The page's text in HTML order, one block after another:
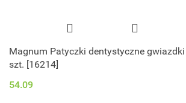
Magnum Patyczki dentystyczne
szt. [16214]
54.09